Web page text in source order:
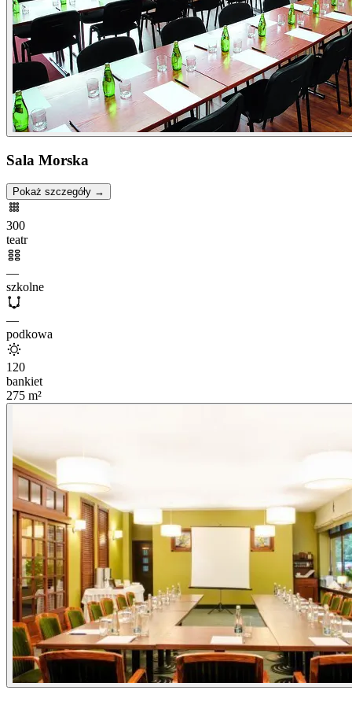
Sala Morska
Pokaż szczegóły →
300
teatr
—
szkolne
—
podkowa
120
bankiet
275 m²